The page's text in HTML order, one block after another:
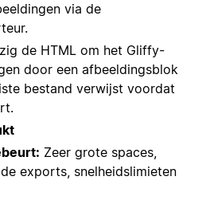
via de
de HTML om het Gliffy-
door een afbeeldingsblok
bestand verwijst voordat
Zeer grote spaces,
exports, snelheidslimieten